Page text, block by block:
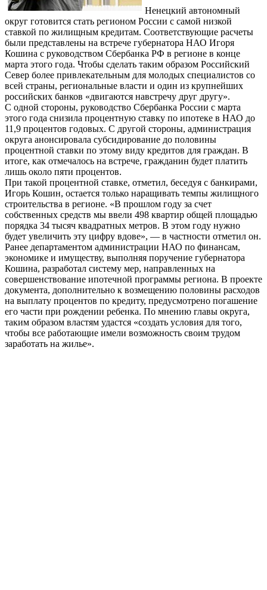
Ненецкий автономный
округ готовится стать регионом России с самой низкой
ставкой по жилищным кредитам. Соответствующие расчеты
были представлены на встрече губернатора НАО Игоря
Кошина с руководством Сбербанка РФ в регионе в конце
марта этого года. Чтобы сделать таким образом Российский
Север более привлекательным для молодых специалистов со
всей страны, региональные власти и один из крупнейших
российских банков «двигаются навстречу друг другу».
С одной стороны, руководство Сбербанка России с марта
этого года снизила процентную ставку по ипотеке в НАО до
11,9 процентов годовых. С другой стороны, администрация
округа анонсировала субсидирование до половины
процентной ставки по этому виду кредитов для граждан. В
итоге, как отмечалось на встрече, гражданин будет платить
лишь около пяти процентов.
При такой процентной ставке, отметил, беседуя с банкирами,
Игорь Кошин, остается только наращивать темпы жилищного
строительства в регионе. «В прошлом году за счет
собственных средств мы ввели 498 квартир общей площадью
порядка 34 тысяч квадратных метров. В этом году нужно
будет увеличить эту цифру вдове», — в частности отметил он.
Ранее департаментом администрации НАО по финансам,
экономике и имуществу, выполняя поручение губернатора
Кошина, разработал систему мер, направленных на
совершенствование ипотечной программы региона. В проекте
документа, дополнительно к возмещению половины расходов
на выплату процентов по кредиту, предусмотрено погашение
его части при рождении ребенка. По мнению главы округа,
таким образом властям удастся «создать условия для того,
чтобы все работающие имели возможность своим трудом
заработать на жилье».